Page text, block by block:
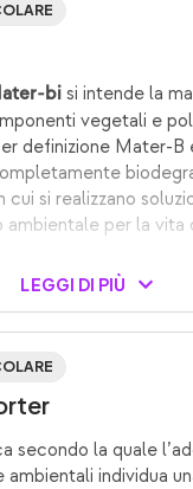
bi si intende la
vegetali e
definizione Mater-B
cui si realizzano
per la vita
LEGGI DI PIÙ
secondo la quale
individua